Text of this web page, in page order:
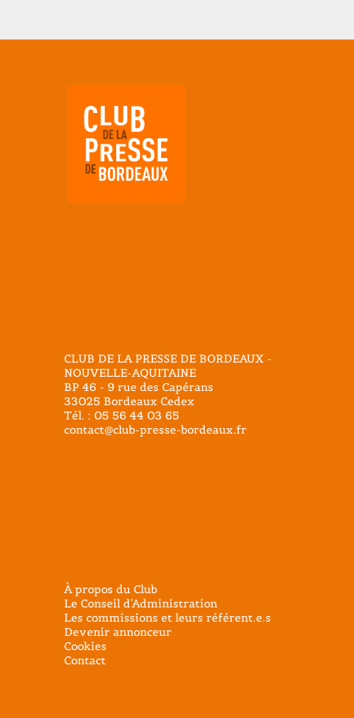
CLUB DE LA PRESSE DE BORDEAUX -
NOUVELLE-AQUITAINE
BP 46 - 9 rue des Capérans
33025 Bordeaux Cedex
Tél. : 05 56 44 03 65
contact@club-presse-bordeaux.fr
À propos du Club
Le Conseil d’Administration
Les commissions et leurs référent.e.s
Devenir annonceur
Cookies
Contact